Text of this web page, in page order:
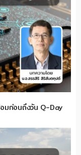
อมก่อนถึงวัน Q-Day